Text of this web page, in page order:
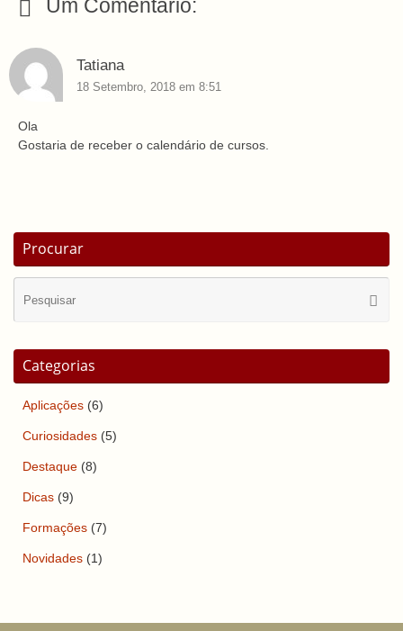
Um Comentário:
Tatiana
18 Setembro, 2018 em 8:51
Ola
Gostaria de receber o calendário de cursos.
Procurar
Categorias
Aplicações (6)
Curiosidades (5)
Destaque (8)
Dicas (9)
Formações (7)
Novidades (1)